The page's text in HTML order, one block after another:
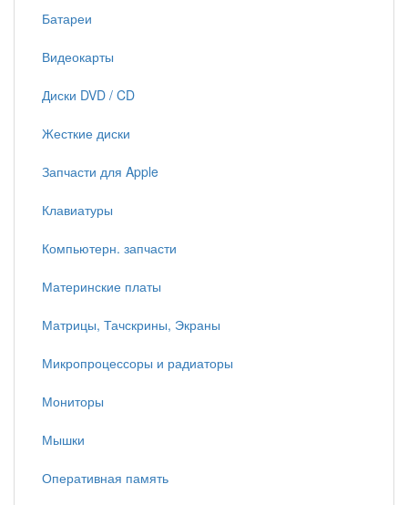
Батареи
Видеокарты
Диски DVD / CD
Жесткие диски
Запчасти для Apple
Клавиатуры
Компьютерн. запчасти
Материнские платы
Матрицы, Тачскрины, Экраны
Микропроцессоры и радиаторы
Мониторы
Мышки
Оперативная память